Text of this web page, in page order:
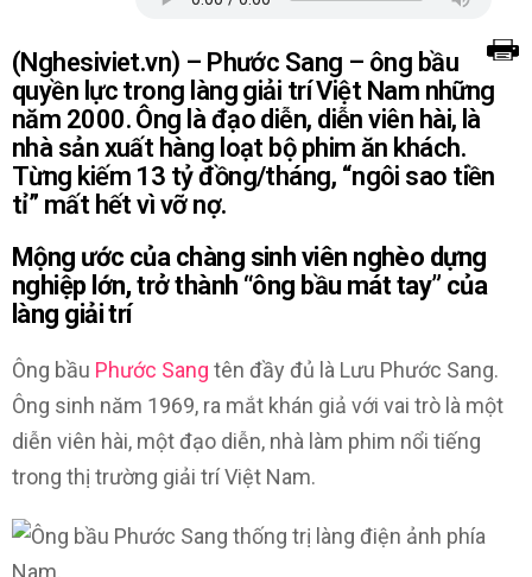
(Nghesiviet.vn) – Phước Sang – ông bầu
quyền lực trong làng giải trí Việt Nam những
năm 2000. Ông là đạo diễn, diễn viên hài, là
nhà sản xuất hàng loạt bộ phim ăn khách.
Từng kiếm 13 tỷ đồng/tháng, “ngôi sao tiền
tỉ” mất hết vì vỡ nợ.
Mộng ước của chàng sinh viên nghèo dựng
nghiệp lớn, trở thành “ông bầu mát tay” của
làng giải trí
Ông bầu Phước Sang tên đầy đủ là Lưu Phước Sang.
Ông sinh năm 1969, ra mắt khán giả với vai trò là một
diễn viên hài, một đạo diễn, nhà làm phim nổi tiếng
trong thị trường giải trí Việt Nam.